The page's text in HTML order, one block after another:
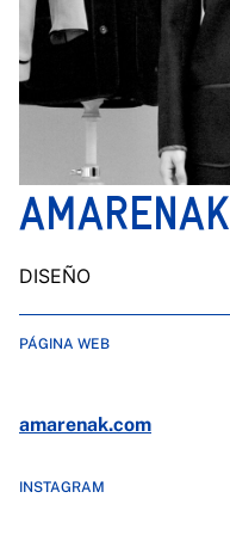
AMARENAK
DISEÑO
PÁGINA WEB
amarenak.com
INSTAGRAM